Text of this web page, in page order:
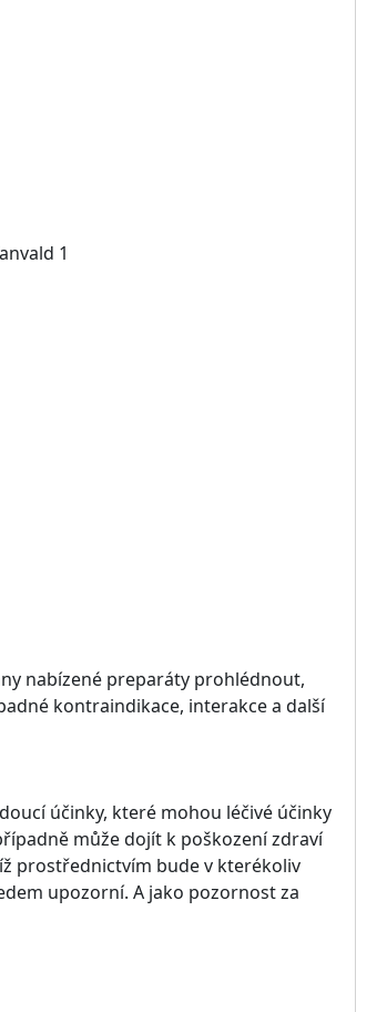
1
nabízené preparáty prohlédnout,
kontraindikace, interakce a další
účinky, které mohou léčivé účinky
může dojít k poškození zdraví
prostřednictvím bude v kterékoliv
upozorní. A jako pozornost za